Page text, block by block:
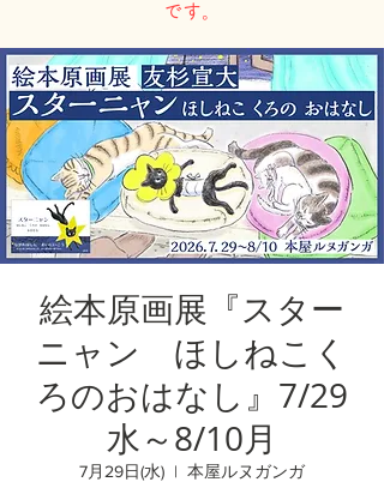
です。
絵本原画展『スター
ニャン ほしねこく
ろのおはなし』7/29
水～8/10月
7月29日(水)
  |
本屋ルヌガンガ